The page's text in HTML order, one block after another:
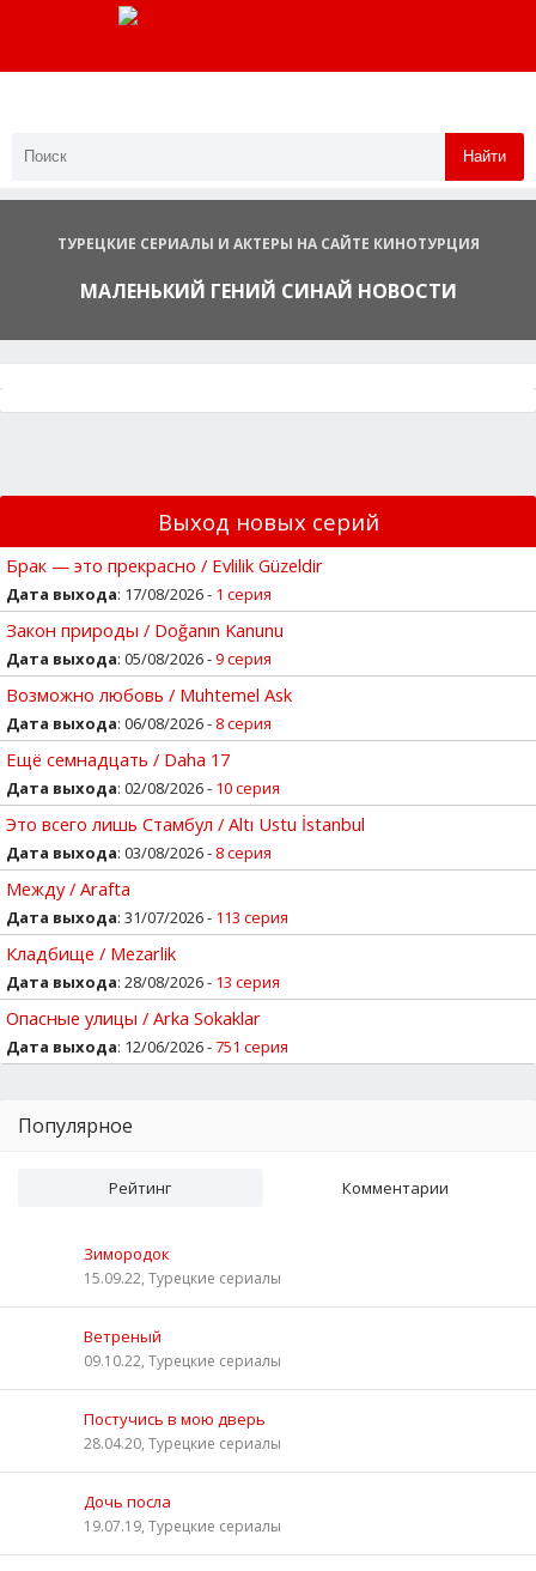
Найти
ТУРЕЦКИЕ СЕРИАЛЫ И АКТЕРЫ НА САЙТЕ КИНОТУРЦИЯ
МАЛЕНЬКИЙ ГЕНИЙ СИНАЙ НОВОСТИ
Выход новых серий
Брак — это прекрасно / Evlilik Güzeldir
Дата выхода: 17/08/2026 - 1 серия
Закон природы / Doğanın Kanunu
Дата выхода: 05/08/2026 -9 серия
Возможно любовь / Muhtemel Ask
Дата выхода: 06/08/2026 - 8 серия
Ещё семнадцать / Daha 17
Дата выхода: 02/08/2026 - 10 серия
Это всего лишь Стамбул / Altı Ustu İstanbul
Дата выхода: 03/08/2026 - 8 серия
Между / Arafta
Дата выхода: 31/07/2026 - 113 серия
Кладбище / Mezarlik
Дата выхода: 28/08/2026 - 13 серия
Опасные улицы / Arka Sokaklar
Дата выхода: 12/06/2026 -751 серия
Популярное
Рейтинг Комментарии
Зимородок
15.09.22, Турецкие сериалы
Ветреный
09.10.22, Турецкие сериалы
Постучись в мою дверь
28.04.20, Турецкие сериалы
Дочь посла
19.07.19, Турецкие сериалы